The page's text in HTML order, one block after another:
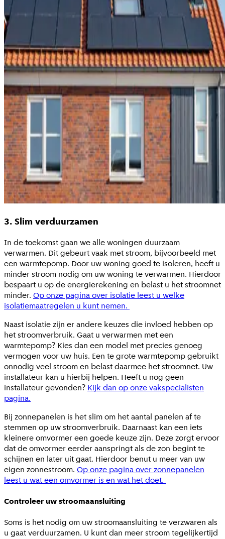
3. Slim verduurzamen
In de toekomst gaan we alle woningen duurzaam
verwarmen. Dit gebeurt vaak met stroom, bijvoorbeeld met
een warmtepomp. Door uw woning goed te isoleren, heeft u
minder stroom nodig om uw woning te verwarmen. Hierdoor
bespaart u op de energierekening en belast u het stroomnet
minder. Op onze pagina over isolatie leest u welke
isolatiemaatregelen u kunt nemen.
Naast isolatie zijn er andere keuzes die invloed hebben op
het stroomverbruik. Gaat u verwarmen met een
warmtepomp? Kies dan een model met precies genoeg
vermogen voor uw huis. Een te grote warmtepomp gebruikt
onnodig veel stroom en belast daarmee het stroomnet. Uw
installateur kan u hierbij helpen. Heeft u nog geen
installateur gevonden? Kijk dan op onze vakspecialisten
pagina.
Bij zonnepanelen is het slim om het aantal panelen af te
stemmen op uw stroomverbruik. Daarnaast kan een iets
kleinere omvormer een goede keuze zijn. Deze zorgt ervoor
dat de omvormer eerder aanspringt als de zon begint te
schijnen en later uit gaat. Hierdoor benut u meer van uw
eigen zonnestroom. Op onze pagina over zonnepanelen
leest u wat een omvormer is en wat het doet.
Controleer uw stroomaansluiting
Soms is het nodig om uw stroomaansluiting te verzwaren als
u gaat verduurzamen. U kunt dan meer stroom tegelijkertijd